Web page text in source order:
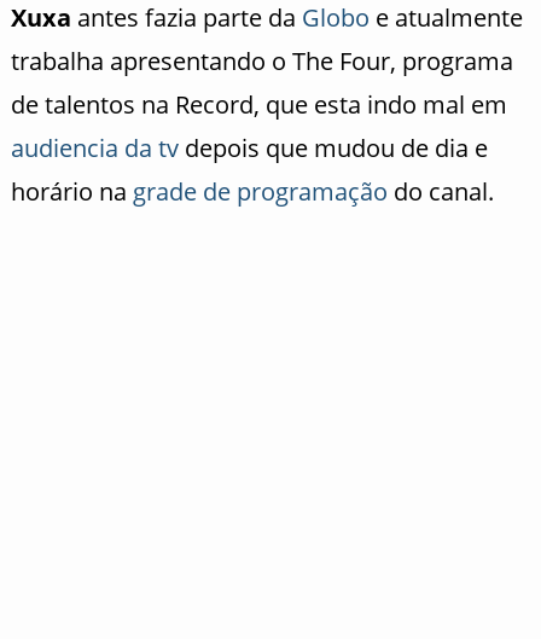
Xuxa antes fazia parte da Globo e atualmente
trabalha apresentando o The Four, programa
de talentos na Record, que esta indo mal em
audiencia da tvdepois que mudou de dia e
horário na grade de programação do canal.